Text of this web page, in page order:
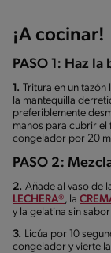
¡A cocinar!
PASO 1: Haz
1. Tritura en un tazón
la mantequilla
preferiblemente
manos para cubrir el
congelador por 20
PASO 2:
2. Añade al vaso de
LECHERA®, la
y la gelatina sin
3. Licúa por 10
congelador y vierte